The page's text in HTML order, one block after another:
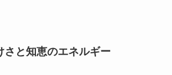
さと知恵のエネルギー